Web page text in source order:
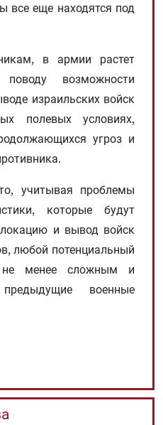
все еще находятся под
в армии растет
поводу возможности
израильских войск
полевых условиях,
угроз и
учитывая проблемы
которые будут
и вывод войск
любой потенциальный
менее сложным и
военные